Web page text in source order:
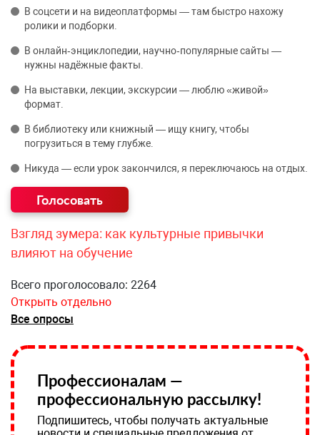
В соцсети и на видеоплатформы — там быстро нахожу
ролики и подборки.
В онлайн‑энциклопедии, научно‑популярные сайты —
нужны надёжные факты.
На выставки, лекции, экскурсии — люблю «живой»
формат.
В библиотеку или книжный — ищу книгу, чтобы
погрузиться в тему глубже.
Никуда — если урок закончился, я переключаюсь на отдых.
Взгляд зумера: как культурные привычки
влияют на обучение
Всего проголосовало: 2264
Открыть отдельно
Все опросы
Профессионалам —
профессиональную рассылку!
Подпишитесь, чтобы получать актуальные